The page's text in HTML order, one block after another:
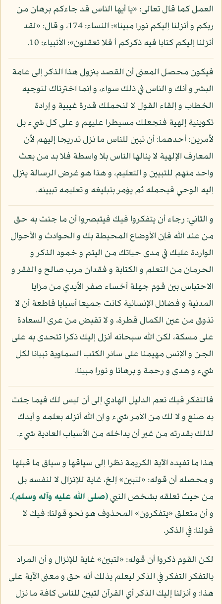
العمل كما قال تعالى: «يا أيها الناس قد جاءكم برهان من
ربكم و أنزلنا إليكم نورا مبينا»: النساء: 174، و قال: «لقد
أنزلنا إليكم كتابا فيه ذكركم أ فلا تعقلون»: الأنبياء: 10.
فيكون محصل المعنى أن القصد بنزول هذا الذكر إلى عامة
البشر و أنك و الناس في ذلك سواء، و إنما اخترناك لتوجيه
الخطاب و إلقاء القول لا لنحملك قدرة غيبية و إرادة
تكوينية إلهية فنجعلك مسيطرا عليهم و على كل شيء بل
لأمرين: أحدهما: أن تبين للناس ما نزل تدريجا إليهم لأن
المعارف الإلهية لا ينالها الناس بلا واسطة فلا بد من بعث
واحد منهم للتبيين و التعليم، و هذا هو غرض الرسالة ينزل
إليه الوحي فيحمله ثم يؤمر بتبليغه و تعليمه تبيينه.
و الثاني: رجاء أن يتفكروا فيك فيتبصروا أن ما جئت به حق
من عند الله فإن الأوضاع المحيطة بك و الحوادث و الأحوال
الواردة عليك في مدى حياتك من اليتم و خمود الذكر و
الحرمان من التعلم و الكتابة و فقدان مرب صالح و الفقر و
الاحتباس بين قوم جهلة أخساء صفر الأيدي من مزايا
المدنية و فضائل الإنسانية كانت جميعا أسبابا قاطعة أن لا
تذوق من عين الكمال قطرة، و لا تقبض من عرى السعادة
على مسكة، لكن الله سبحانه أنزل إليك ذكرا تتحدى به على
الجن و الإنس مهيمنا على سائر الكتب السماوية تبيانا لكل
شيء و هدى و رحمة و برهانا و نورا مبينا.
فالتفكر فيك نعم الدليل الهادي إلى أن ليس لك فيما جئت
به صنع و لا لك من الأمر شيء و إن الله أنزله بعلمه و أيدك
لذلك بقدرته من غير أن يداخله من الأسباب العادية شيء.
هذا ما تفيده الآية الكريمة نظرا إلى سياقها و سياق ما قبلها
و محصله أن قوله: «لتبين» إلخ، غاية للإنزال لا لنفسه بل
من حيث تعلقه بشخص النبي(صلى الله عليه وآله وسلم)،
و أن متعلق «يتفكرون» المحذوف هو نحو قولنا: فيك لا
قولنا: في الذكر.
لكن القوم ذكروا أن قوله: «لتبين» غاية للإنزال و أن المراد
بالتفكر التفكر في الذكر ليعلم بذلك أنه حق و معنى الآية على
هذا: و أنزلنا إليك الذكر أي القرآن لتبين للناس كافة ما نزل